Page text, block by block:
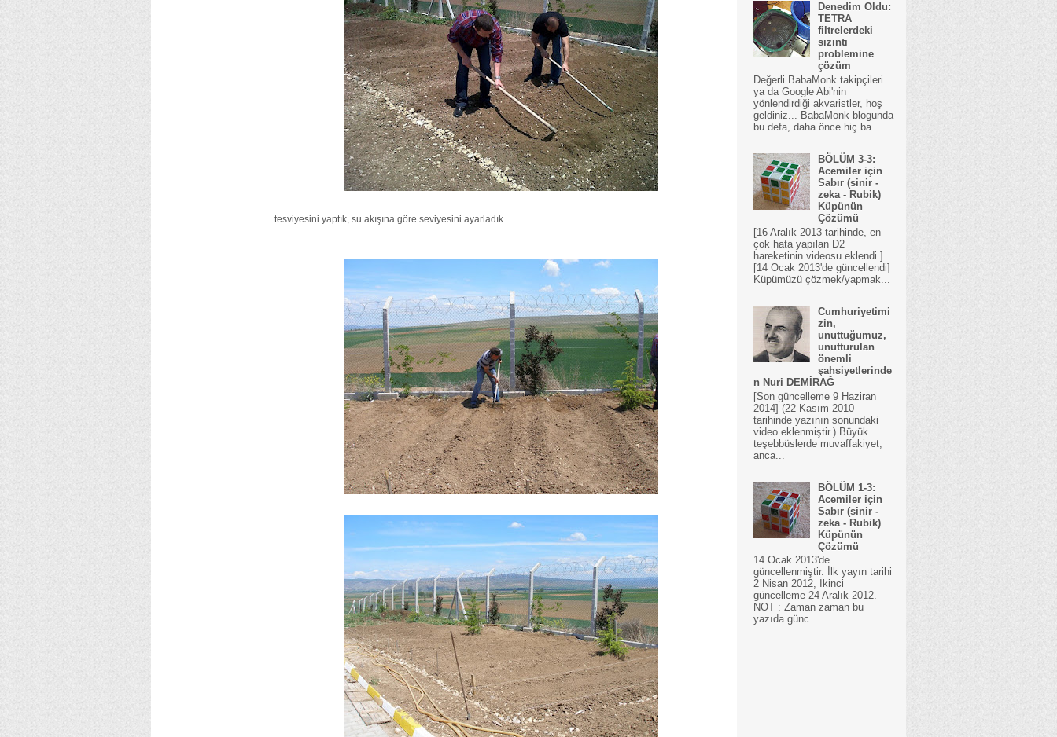
tesviyesini yaptık, su akışına göre seviyesini ayarladık.
Denedim Oldu:
TETRA
filtrelerdeki
sızıntı
problemine
çözüm
Değerli BabaMonk takipçileri
ya da Google Abi'nin
yönlendirdiği akvaristler, hoş
geldiniz... BabaMonk blogunda
bu defa, daha önce hiç ba...
BÖLÜM 3-3:
Acemiler için
Sabır (sinir -
zeka - Rubik)
Küpünün
Çözümü
[16 Aralık 2013 tarihinde, en
çok hata yapılan D2
hareketinin videosu eklendi ]
[14 Ocak 2013'de güncellendi]
Küpümüzü çözmek/yapmak...
Cumhuriyetimi
zin,
unuttuğumuz,
unutturulan
önemli
şahsiyetlerinde
n Nuri DEMİRAĞ
[Son güncelleme 9 Haziran
2014] (22 Kasım 2010
tarihinde yazının sonundaki
video eklenmiştir.) Büyük
teşebbüslerde muvaffakiyet,
anca...
BÖLÜM 1-3:
Acemiler için
Sabır (sinir -
zeka - Rubik)
Küpünün
Çözümü
14 Ocak 2013'de
güncellenmiştir. İlk yayın tarihi
2 Nisan 2012, İkinci
güncelleme 24 Aralık 2012.
NOT : Zaman zaman bu
yazıda günc...